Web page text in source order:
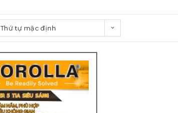
Thứ tự mặc định